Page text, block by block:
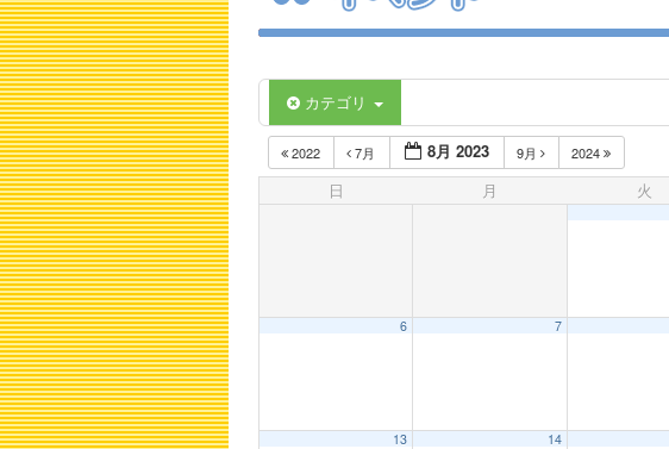
カテゴリ
2022 7月 8月 2023 9月 2024
日 月 火
6 7
13 14